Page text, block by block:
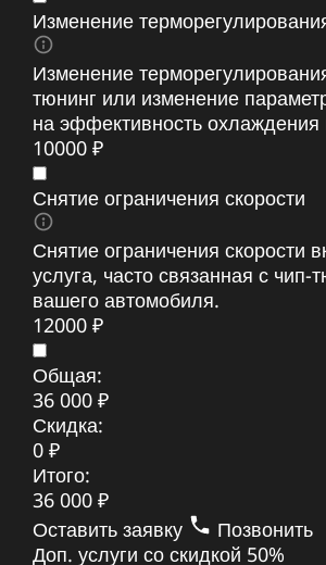
Изменение
Изменение
тюнинг или изменение
на эффективность охлаждения
10000 ₽
Снятие ограничения скорости
Снятие ограничения скорости
услуга, часто связанная с
вашего автомобиля.
12000 ₽
Общая:
36 000 ₽
Скидка:
0 ₽
Итого:
36 000 ₽
Оставить заявку
Позвонить
Доп. услуги со скидкой 50%